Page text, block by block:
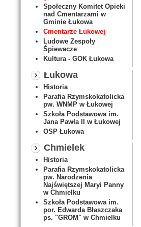
Społeczny Komitet Opieki
nad Cmentarzami w
Gminie Łukowa
Cmentarze Łukowej
Ludowe Zespoły
Śpiewacze
Kultura - GOK Łukowa
Łukowa
Historia
Parafia Rzymskokatolicka
pw. WNMP w Łukowej
Szkoła Podstawowa im.
Jana Pawła II w Łukowej
OSP Łukowa
Chmielek
Historia
Parafia Rzymskokatolicka
pw. Narodzenia
Najświętszej Maryi Panny
w Chmielku
Szkoła Podstawowa im.
por. Edwarda Błaszczaka
ps. "GROM" w Chmielku